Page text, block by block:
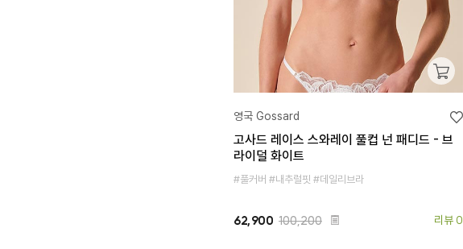
영국 Gossard
고사드 레이스 스와레이 풀컵 넌 패디드 - 브
라이덜 화이트
#풀커버 #내추럴핏 #데일리브라
62,900 100,200 리뷰 0